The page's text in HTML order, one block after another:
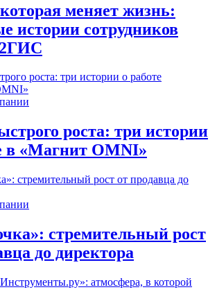
меняет жизнь:
истории сотрудников
роста: три истории
в «Магнит OMNI»
стремительный рост
до директора